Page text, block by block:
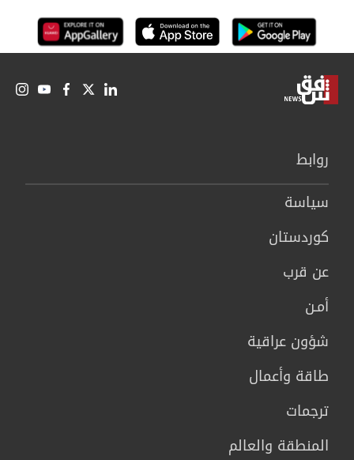
روابط
سیاسة
كوردستان
عن قرب
أمـن
شؤون عراقية
طاقة وأعمال
ترجمات
المنطقة والعالم